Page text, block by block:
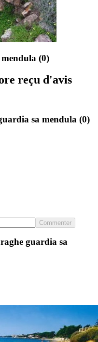
(0)
reçu d'avis
sa mendula (0)
Commenter
guardia sa